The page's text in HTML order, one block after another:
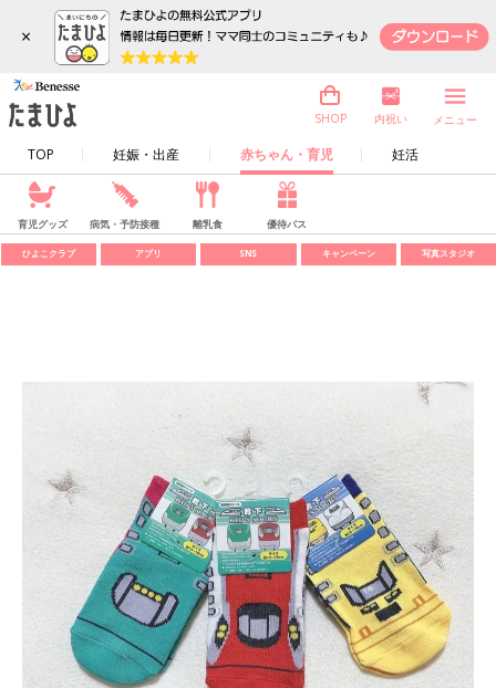
×
TOP 妊娠・出産 赤ちゃん・育児 妊活
SHOP 内祝い メニュー
育児グッズ 病気・予防接種 離乳食 優待パス
ひよこクラブ アプリ SNS キャンペーン 写真スタジオ